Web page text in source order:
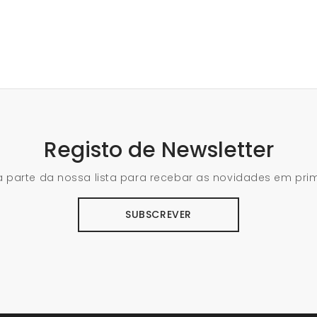
Registo de Newsletter
parte da nossa lista para recebar as novidades em
SUBSCREVER